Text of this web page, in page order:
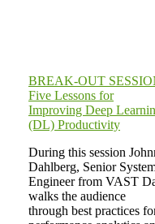
BREAK-OUT
Five Lessons for
Improving Deep
(DL) Productivity
During this session
Dahlberg, Senior
Engineer from VAST
walks the audience
through best practices